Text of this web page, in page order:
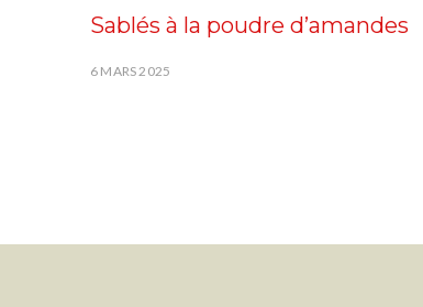
Sablés à la poudre d’amandes
6 MARS 2025